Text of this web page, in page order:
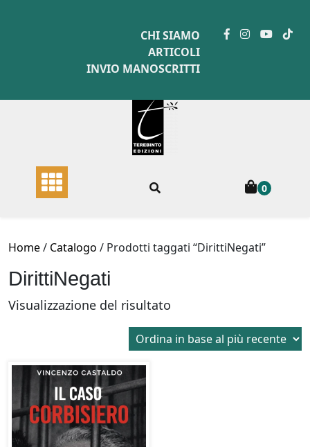
CHI SIAMO
ARTICOLI
INVIO MANOSCRITTI
0
Home/ Catalogo / Prodotti taggati “DirittiNegati”
DirittiNegati
Visualizzazione del risultato